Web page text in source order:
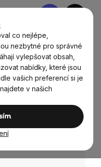
co nejlépe,
nezbytné pro správné
vylepšovat obsah,
nabídky, které jsou
vašich preferencí si je
v našich
Nákupní
pleť a rty
50 ml